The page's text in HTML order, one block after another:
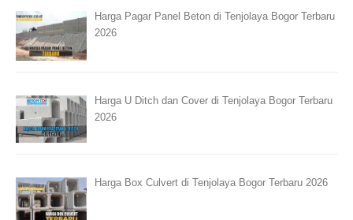
Harga Pagar Panel Beton di Tenjolaya Bogor Terbaru
2026
Harga U Ditch dan Cover di Tenjolaya Bogor Terbaru
2026
Harga Box Culvert di Tenjolaya Bogor Terbaru 2026